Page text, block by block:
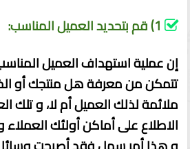
1) قم بتحديد العميل المناسب:
إن عملية استهداف العميل
تتمكن من معرفة هل منتجك أو
ملائمة لذلك العميل أم لا، و تلك
الاطلاع على أماكن أولئك